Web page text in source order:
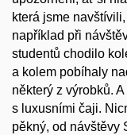
která jsme
například při
studentů chodilo
a kolem pobíhaly
některý z výrobků.
s luxusními čaji.
pěkný, od návštěvy